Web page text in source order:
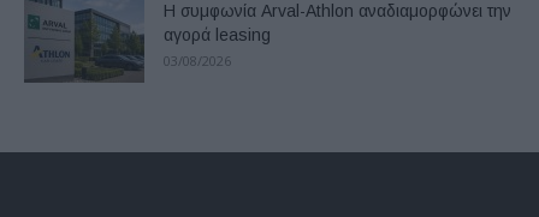
Η συμφωνία Arval-Athlon αναδιαμορφώνει την
αγορά leasing
03/08/2026